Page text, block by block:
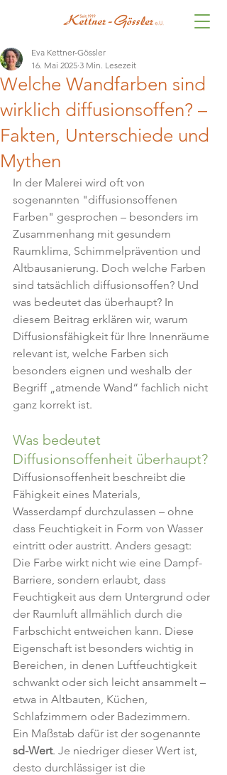
Welche Wandfarben sind
wirklich diffusionsoffen? –
Fakten, Unterschiede und
Mythen
Eva Kettner-Gössler
16. Mai 2025 3 Min. Lesezeit
In der Malerei wird oft von
sogenannten "diffusionsoffenen
Farben" gesprochen – besonders im
Zusammenhang mit gesundem
Raumklima, Schimmelprävention und
Altbausanierung. Doch welche Farben
sind tatsächlich diffusionsoffen? Und
was bedeutet das überhaupt? In
diesem Beitrag erklären wir, warum
Diffusionsfähigkeit für Ihre Innenräume
relevant ist, welche Farben sich
besonders eignen und weshalb der
Begriff „atmende Wand“ fachlich nicht
ganz korrekt ist.
Was bedeutet
Diffusionsoffenheit überhaupt?
Diffusionsoffenheit beschreibt die
Fähigkeit eines Materials,
Wasserdampf durchzulassen – ohne
dass Feuchtigkeit in Form von Wasser
eintritt oder austritt. Anders gesagt:
Die Farbe wirkt nicht wie eine Dampf-
Barriere, sondern erlaubt, dass
Feuchtigkeit aus dem Untergrund oder
der Raumluft allmählich durch die
Farbschicht entweichen kann. Diese
Eigenschaft ist besonders wichtig in
Bereichen, in denen Luftfeuchtigkeit
schwankt oder sich leicht ansammelt –
etwa in Altbauten, Küchen,
Schlafzimmern oder Badezimmern.
Ein Maßstab dafür ist der sogenannte
sd-Wert. Je niedriger dieser Wert ist,
desto durchlässiger ist die